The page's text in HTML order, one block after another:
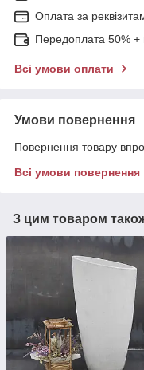
Оплата за
Передоплата 50% +
Всі умови оплати
Умови повернення
Повернення товару
Всі умови повернення
З цим товаром